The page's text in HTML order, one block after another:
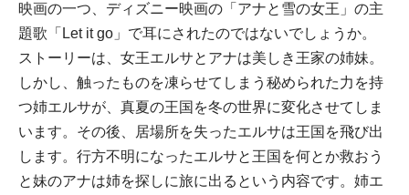
映画の一つ、ディズニー映画の「アナと雪の女王」の主
題歌「Let it go」で耳にされたのではないでしょうか。
ストーリーは、女王エルサとアナは美しき王家の姉妹。
しかし、触ったものを凍らせてしまう秘められた力を持
つ姉エルサが、真夏の王国を冬の世界に変化させてしま
います。その後、居場所を失ったエルサは王国を飛び出
します。行方不明になったエルサと王国を何とか救おう
と妹のアナは姉を探しに旅に出るという内容です。姉エ